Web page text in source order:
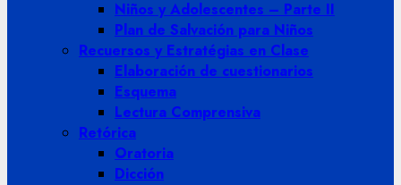
Niños y Adolescentes – Parte II
Plan de Salvación para Niños
Recuersos y Estratégias en Clase
Elaboración de cuestionarios
Esquema
Lectura Comprensiva
Retórica
Oratoria
Dicción